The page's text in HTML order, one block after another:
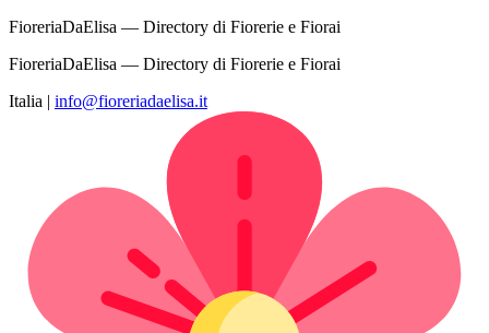
FioreriaDaElisa — Directory di Fiorerie e Fiorai
FioreriaDaElisa — Directory di Fiorerie e Fiorai
Italia | info@fioreriadaelisa.it